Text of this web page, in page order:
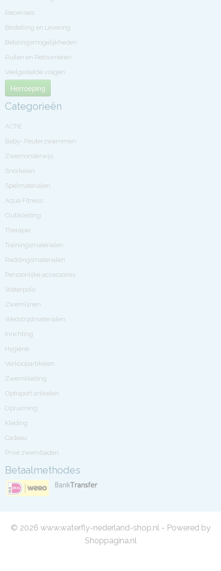
Recensies
Bestelling en Levering
Betalingsmogelijkheden
Ruilen en Retourneren
Veelgestelde vragen
Herroeping
Categorieën
ACTIE
Baby- Peuterzwemmen
Zwemonderwijs
Snorkelen
Spelmaterialen
Aqua Fitness
Clubkleding
Therapie
Trainingsmaterialen
Reddingsmaterialen
Persoonlijke accessoires
Waterpolo
Zwemlijnen
Wedstrijdmaterialen
Inrichting
Hygiëne
Verkoopartikelen
Zwemkleding
Optisport artikelen
Opruiming
Kleding
Cadeau
Privé zwembaden
Betaalmethodes
© 2026 www.waterfly-nederland-shop.nl - Powered by
Shoppagina.nl